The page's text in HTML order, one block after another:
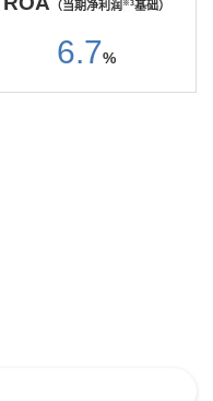
（当期净利润 ※3基础）
6.7%